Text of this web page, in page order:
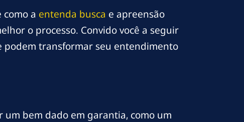
a entenda busca e apreensão
o processo. Convido você a seguir
podem transformar seu entendimento
bem dado em garantia, como um